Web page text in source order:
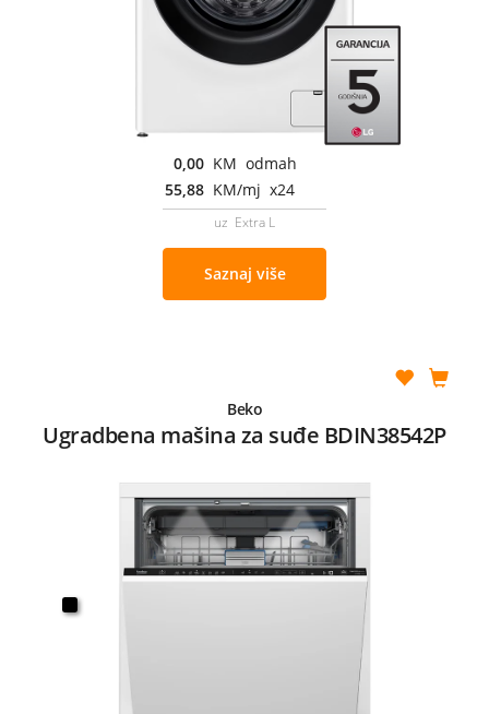
0,00 KM odmah
55,88 KM/mj x24
uz Extra L
Saznaj više
Beko
Ugradbena mašina za suđe BDIN38542P